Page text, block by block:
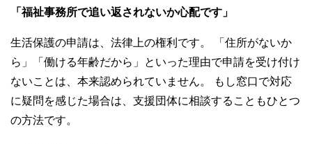
「福祉事務所で追い返されないか心配です」
生活保護の申請は、法律上の権利です。 「住所がないか
ら」「働ける年齢だから」といった理由で申請を受け付け
ないことは、本来認められていません。 もし窓口で対応
に疑問を感じた場合は、支援団体に相談することもひとつ
の方法です。